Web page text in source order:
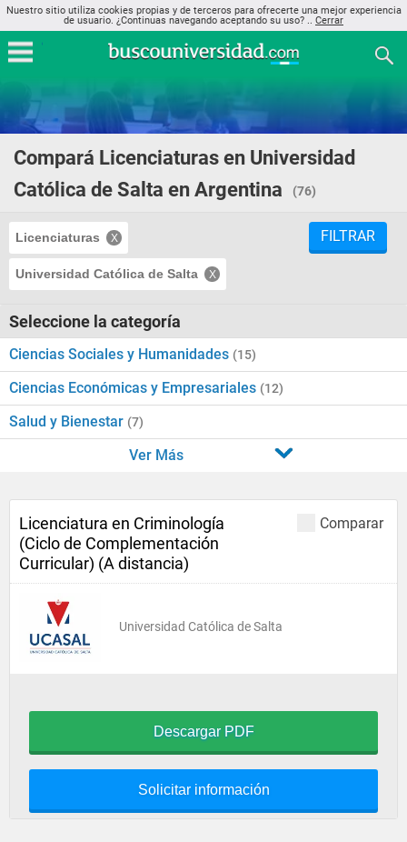
Nuestro sitio utiliza cookies propias y de terceros para ofrecerte una mejor experiencia
de usuario. ¿Continuas navegando aceptando su uso? .. Cerrar
Compará Licenciaturas en Universidad
Católica de Salta en Argentina
(76)
Licenciaturas
Universidad Católica de Salta
FILTRAR
Seleccione la categoría
Ciencias Sociales y Humanidades (15)
Ciencias Económicas y Empresariales (12)
Salud y Bienestar (7)
Ver Más
Comparar
Licenciatura en Criminología
(Ciclo de Complementación
Curricular) (A distancia)
Universidad Católica de Salta
Descargar PDF
Solicitar información